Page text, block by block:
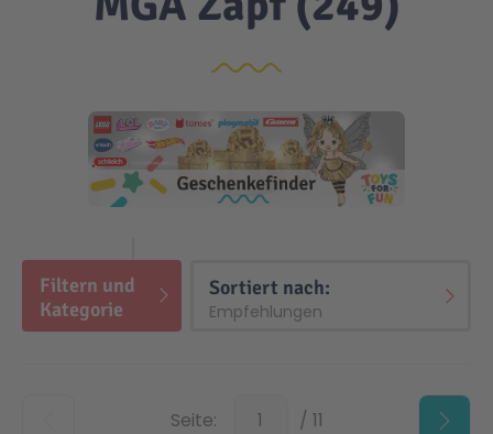
Filtern und
Kategorie
Sortiert nach:
Seite:Top / 11